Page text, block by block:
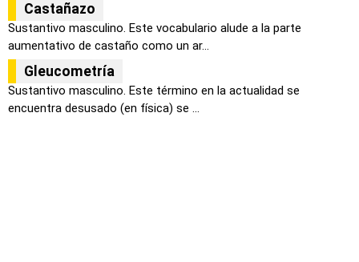
Castañazo
Sustantivo masculino. Este vocabulario alude a la parte
aumentativo de castaño como un ar...
Gleucometría
Sustantivo masculino. Este término en la actualidad se
encuentra desusado (en física) se ...